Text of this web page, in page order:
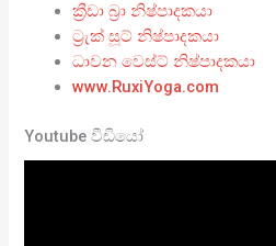
ක්‍රීඩා බ්‍රා නිෂ්පාදකයා
ට්‍රැක් සූට් නිෂ්පාදකයා
ධාවන වෙස්ට් නිෂ්පාදකයා
www.RuxiYoga.com
Youtube වීඩියෝ